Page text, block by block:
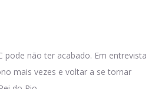
não ter acabado. Em entrevista
mais vezes e voltar a se tornar